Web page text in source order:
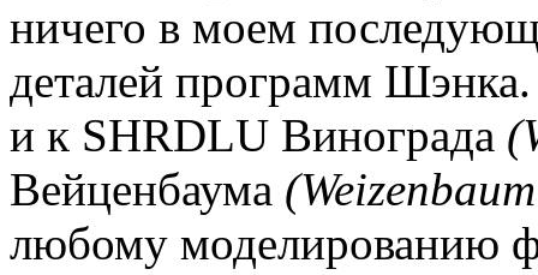
ничего в моем
деталей программ
и к SHRDLU Винограда (
Вейценбаума (Weizenbaum
любому моделированию